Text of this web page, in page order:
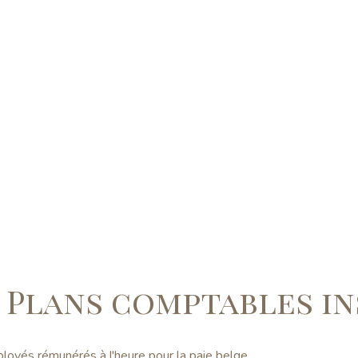
comptables